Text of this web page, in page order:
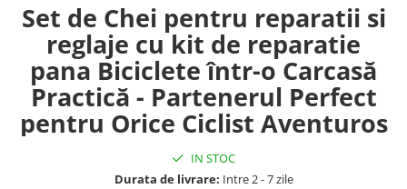
Set de Chei pentru reparatii si
reglaje cu kit de reparatie
pana Biciclete într-o Carcasă
Practică - Partenerul Perfect
pentru Orice Ciclist Aventuros
IN STOC
Durata de livrare: Intre 2 - 7 zile